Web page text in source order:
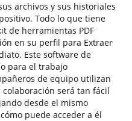
archivos y sus historiales
Todo lo que tiene
de herramientas PDF
en su perfil para Extraer
Este software de
para el trabajo
de equipo utilizan
será tan fácil
desde el mismo
puede acceder a él